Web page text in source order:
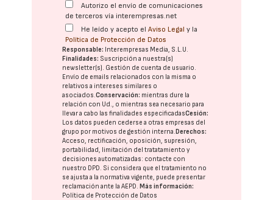
Autorizo el envío de comunicaciones
de terceros vía interempresas.net
He leído y acepto elAviso Legal y la
Política de Protección de Datos
Responsable: Interempresas Media, S.L.U.
Finalidades: Suscripción a nuestra(s)
newsletter(s). Gestión de cuenta de usuario.
Envío de emails relacionados con la misma o
relativos a intereses similares o
asociados.Conservación: mientras dure la
relación con Ud., o mientras sea necesario para
llevar a cabo las finalidades especificadasCesión:
Los datos pueden cederse a otras empresas del
grupo por motivos de gestión interna.Derechos:
Acceso, rectificación, oposición, supresión,
portabilidad, limitación del tratatamiento y
decisiones automatizadas: contacte con
nuestro DPD. Si considera que el tratamiento no
se ajusta a la normativa vigente, puede presentar
reclamación ante laAEPD.Más información:
Política de Protección de Datos